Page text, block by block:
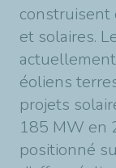
construisent
et solaires.
éoliens
projets
185 MW en
positionné